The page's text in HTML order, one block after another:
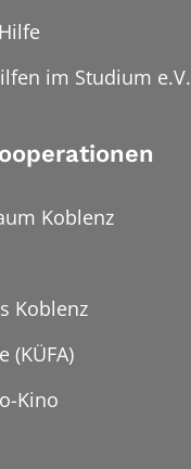
im Studium e.V.
Koblenz
Koblenz
(KÜFA)
Kino